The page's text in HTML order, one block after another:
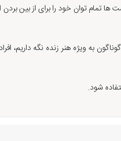
توان خود را برای از بین بردن
به ویژه هنر زنده نگه داریم،
شود.